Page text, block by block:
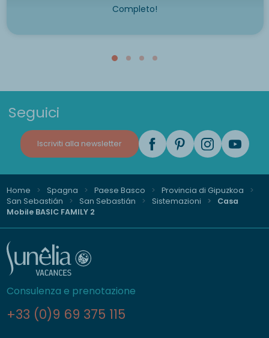
Completo!
Seguici
Iscriviti alla newsletter
Home Spagna Paese Basco
Provincia di Gipuzkoa
San Sebastián
San Sebastián Sistemazioni
Casa
Mobile BASIC FAMILY 2
Consulenza e prenotazione
+33 (0)9 69 375 115